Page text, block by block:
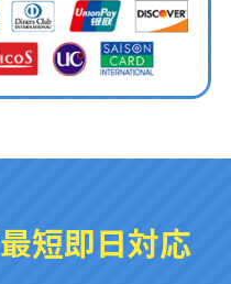
最短即日対応